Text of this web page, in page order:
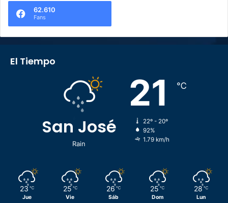
62.610
Fans
El Tiempo
San José
Rain
21 ℃
22º - 20º
92%
1.79 km/h
23 ℃
Jue
25 ℃
Vie
26 ℃
Sáb
25 ℃
Dom
28 ℃
Lun